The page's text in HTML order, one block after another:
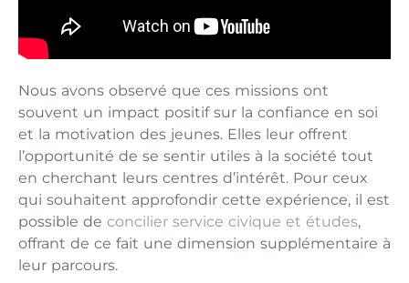
Nous avons observé que ces missions ont
souvent un impact positif sur la confiance en soi
et la motivation des jeunes. Elles leur offrent
l’opportunité de se sentir utiles à la société tout
en cherchant leurs centres d’intérêt. Pour ceux
qui souhaitent approfondir cette expérience, il est
possible de concilier service civique et études,
offrant de ce fait une dimension supplémentaire à
leur parcours.